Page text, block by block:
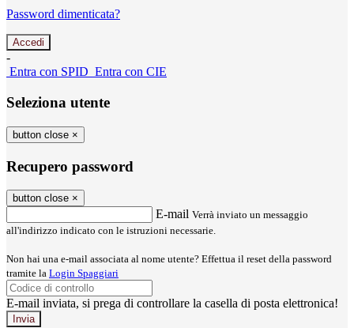
Password dimenticata?
-
Entra con SPID Entra con CIE
Seleziona utente
button close ×
Recupero password
button close ×
E-mail Verrà inviato un messaggio
all'indirizzo indicato con le istruzioni necessarie.
Non hai una e-mail associata al nome utente? Effettua il reset della password
tramite la Login Spaggiari
E-mail inviata, si prega di controllare la casella di posta elettronica!